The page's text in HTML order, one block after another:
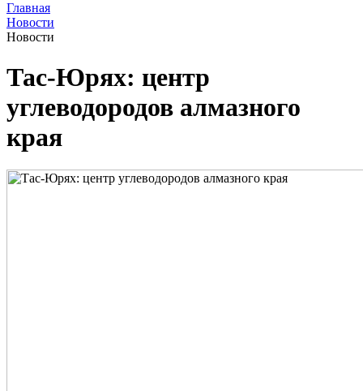
Главная
Новости
Новости
Тас-Юрях: центр
углеводородов алмазного
края